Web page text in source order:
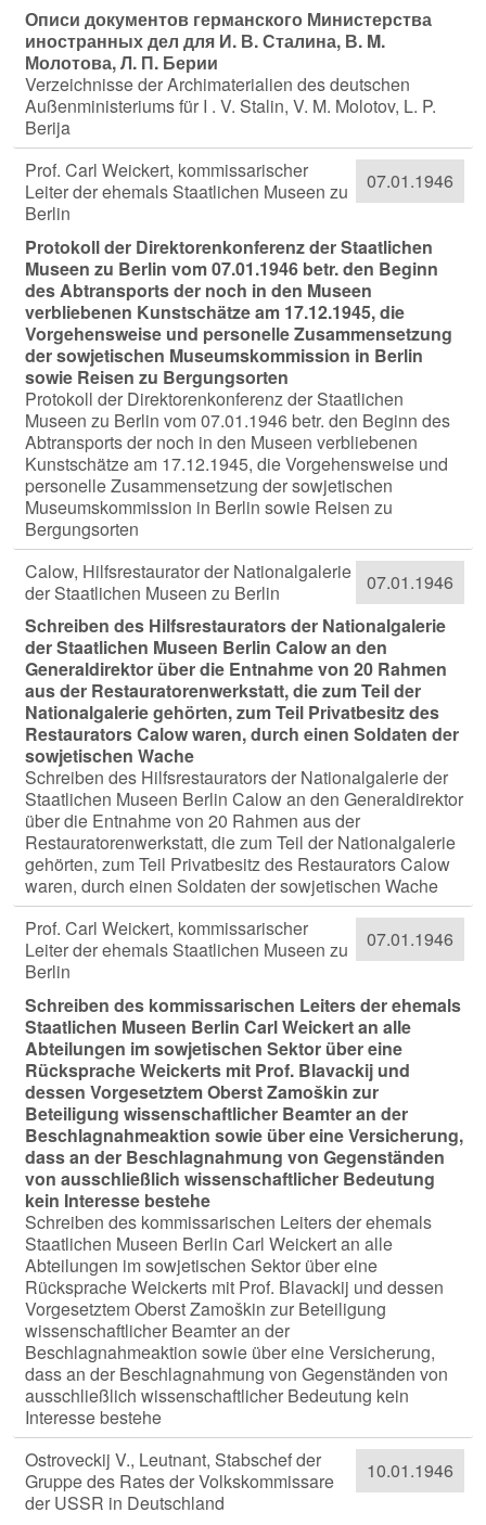
Описи документов германского Министерства
иностранных дел для И. В. Сталина, В. M.
Молотова, Л. П. Берии
Verzeichnisse der Archimaterialien des deutschen
Außenministeriums für I . V. Stalin, V. M. Molotov, L. P.
Berija
07.01.1946
Prof. Carl Weickert, kommissarischer
Leiter der ehemals Staatlichen Museen zu
Berlin
Protokoll der Direktorenkonferenz der Staatlichen
Museen zu Berlin vom 07.01.1946 betr. den Beginn
des Abtransports der noch in den Museen
verbliebenen Kunstschätze am 17.12.1945, die
Vorgehensweise und personelle Zusammensetzung
der sowjetischen Museumskommission in Berlin
sowie Reisen zu Bergungsorten
Protokoll der Direktorenkonferenz der Staatlichen
Museen zu Berlin vom 07.01.1946 betr. den Beginn des
Abtransports der noch in den Museen verbliebenen
Kunstschätze am 17.12.1945, die Vorgehensweise und
personelle Zusammensetzung der sowjetischen
Museumskommission in Berlin sowie Reisen zu
Bergungsorten
07.01.1946
Calow, Hilfsrestaurator der Nationalgalerie
der Staatlichen Museen zu Berlin
Schreiben des Hilfsrestaurators der Nationalgalerie
der Staatlichen Museen Berlin Calow an den
Generaldirektor über die Entnahme von 20 Rahmen
aus der Restauratorenwerkstatt, die zum Teil der
Nationalgalerie gehörten, zum Teil Privatbesitz des
Restaurators Calow waren, durch einen Soldaten der
sowjetischen Wache
Schreiben des Hilfsrestaurators der Nationalgalerie der
Staatlichen Museen Berlin Calow an den Generaldirektor
über die Entnahme von 20 Rahmen aus der
Restauratorenwerkstatt, die zum Teil der Nationalgalerie
gehörten, zum Teil Privatbesitz des Restaurators Calow
waren, durch einen Soldaten der sowjetischen Wache
07.01.1946
Prof. Carl Weickert, kommissarischer
Leiter der ehemals Staatlichen Museen zu
Berlin
Schreiben des kommissarischen Leiters der ehemals
Staatlichen Museen Berlin Carl Weickert an alle
Abteilungen im sowjetischen Sektor über eine
Rücksprache Weickerts mit Prof. Blavackij und
dessen Vorgesetztem Oberst Zamoškin zur
Beteiligung wissenschaftlicher Beamter an der
Beschlagnahmeaktion sowie über eine Versicherung,
dass an der Beschlagnahmung von Gegenständen
von ausschließlich wissenschaftlicher Bedeutung
kein Interesse bestehe
Schreiben des kommissarischen Leiters der ehemals
Staatlichen Museen Berlin Carl Weickert an alle
Abteilungen im sowjetischen Sektor über eine
Rücksprache Weickerts mit Prof. Blavackij und dessen
Vorgesetztem Oberst Zamoškin zur Beteiligung
wissenschaftlicher Beamter an der
Beschlagnahmeaktion sowie über eine Versicherung,
dass an der Beschlagnahmung von Gegenständen von
ausschließlich wissenschaftlicher Bedeutung kein
Interesse bestehe
10.01.1946
Ostroveckij V., Leutnant, Stabschef der
Gruppe des Rates der Volkskommissare
der USSR in Deutschland